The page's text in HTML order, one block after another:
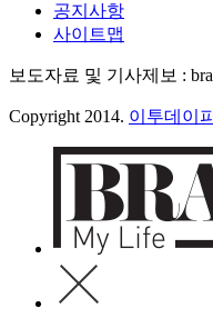
공지사항
사이트맵
보도자료 및 기사제보 :
Copyright 2014. 이투데이